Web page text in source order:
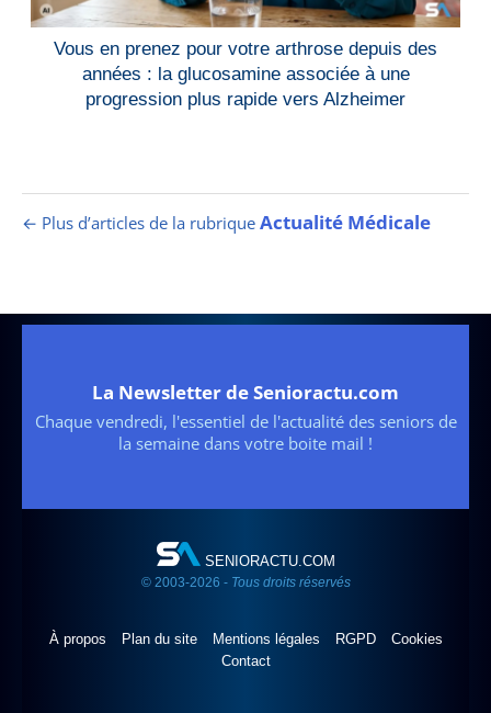
Vous en prenez pour votre arthrose depuis des
années : la glucosamine associée à une
progression plus rapide vers Alzheimer
← Plus d’articles de la rubrique Actualité Médicale
La Newsletter de Senioractu.com
Chaque vendredi, l'essentiel de l'actualité des seniors de
la semaine dans votre boite mail !
SENIORACTU.COM
© 2003-2026 - Tous droits réservés
À propos Plan du site Mentions légales RGPD
Cookies
Contact